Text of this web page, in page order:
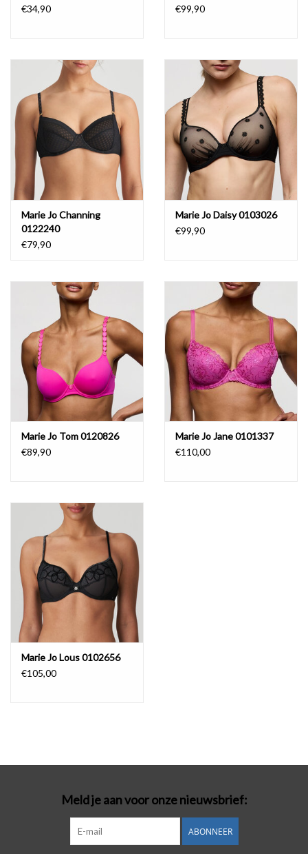
€34,90
€99,90
Marie Jo Channing
0122240
€79,90
Marie Jo Daisy 0103026
€99,90
Marie Jo Tom 0120826
€89,90
Marie Jo Jane 0101337
€110,00
Marie Jo Lous 0102656
€105,00
Meld je aan voor onze nieuwsbrief:
ABONNEER